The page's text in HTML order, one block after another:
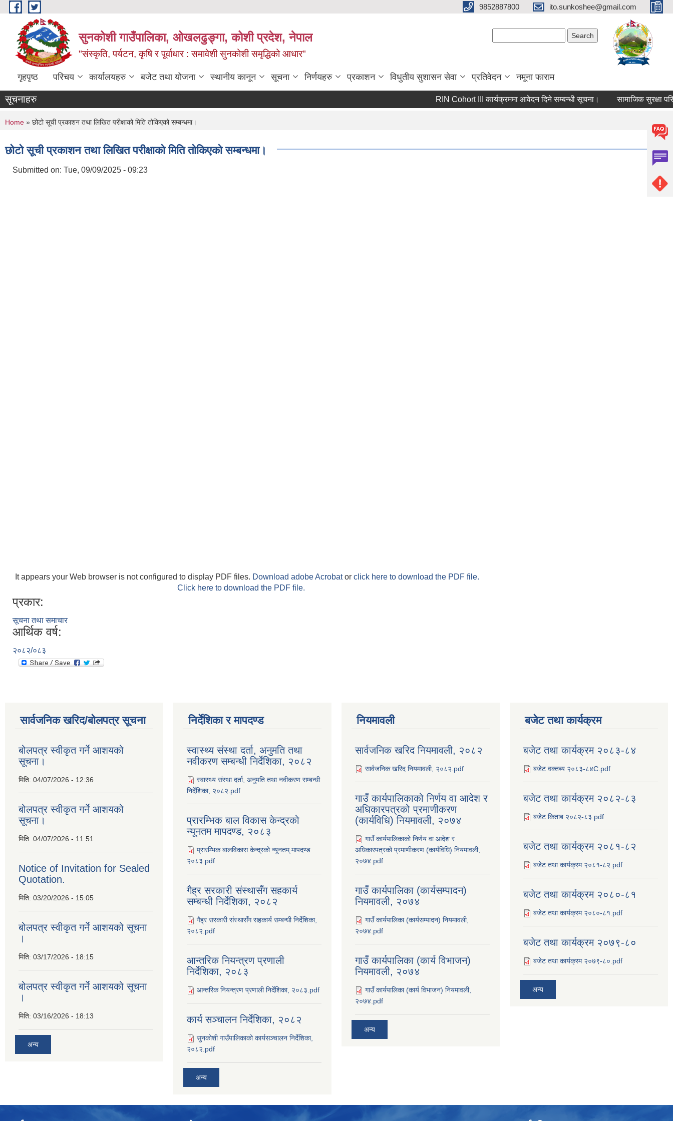
Skip to main content 9852887800 ito.sunkoshee@gmail.com
सुनकोशी गाउँपालिका, ओखलढुङ्गा, कोशी प्रदेश, नेपाल
"संस्कृति, पर्यटन, कृषि र पूर्वाधार : समावेशी सुनकोशी समृद्धिको आधार"
गृहपृष्ठ परिचय कार्यालयहरु बजेट तथा योजना स्थानीय कानून सूचना निर्णयहरु प्रकाशन विधुतीय सुशासन सेवा प्रतिवेदन नमूना फाराम
सूचनाहरु RIN Cohort III कार्यक्रममा आवेदन दिने सम्बन्धी सूचना। सामाजिक सुरक्षा
You are here
Home » छोटो सूची प्रकाशन तथा लिखित परीक्षाको मिति तोकिएको सम्बन्धमा।
छोटो सूची प्रकाशन तथा लिखित परीक्षाको मिति तोकिएको सम्बन्धमा।
Submitted on: Tue, 09/09/2025 - 09:23
It appears your Web browser is not configured to display PDF files. Download adobe Acrobator click here to download the PDF file.
Click here to download the PDF file.
प्रकार:
सूचना तथा समाचार
आर्थिक वर्ष:
२०८२/०८३
सार्वजनिक खरिद/बोलपत्र सूचना
बोलपत्र स्वीकृत गर्ने आशयको
सूचना।
मिति: 04/07/2026 - 12:36
बोलपत्र स्वीकृत गर्ने आशयको
सूचना।
मिति: 04/07/2026 - 11:51
Notice of Invitation for Sealed
Quotation.
मिति: 03/20/2026 - 15:05
बोलपत्र स्वीकृत गर्ने आशयको सूचना
।
मिति: 03/17/2026 - 18:15
बोलपत्र स्वीकृत गर्ने आशयको सूचना
।
मिति: 03/16/2026 - 18:13
अन्य
निर्देशिका र मापदण्ड
स्वास्थ्य संस्था दर्ता, अनुमति तथा
नवीकरण सम्बन्धी निर्देशिका, २०८२
स्वास्थ्य संस्था दर्ता, अनुमति तथा नवीकरण सम्बन्धी
निर्देशिका, २०८२.pdf
प्रारम्भिक बाल विकास केन्द्रको
न्यूनतम मापदण्ड, २०८३
प्रारम्भिक बालविकास केन्द्रको न्यूनतम् मापदण्ड
२०८३.pdf
गैह्र सरकारी संस्थासँग सहकार्य
सम्बन्धी निर्देशिका, २०८२
गैह्र सरकारी संस्थासँग सहकार्य सम्बन्धी निर्देशिका,
२०८२.pdf
आन्तरिक नियन्त्रण प्रणाली
निर्देशिका, २०८३
आन्तरिक नियन्त्रण प्रणाली निर्देशिका, २०८३.pdf
कार्य सञ्‍चालन निर्देशिका, २०८२
सुनकोशी गाउँपालिकाको कार्यसञ्‍चालन निर्देशिका,
२०८२.pdf
अन्य
नियमावली
सार्वजनिक खरिद नियमावली, २०८२
सार्वजनिक खरिद नियमावली, २०८२.pdf
गाउँ कार्यपालिकाको निर्णय वा आदेश र
अधिकारपत्रको प्रमाणीकरण
(कार्यविधि) नियमावली, २०७४
गाउँ कार्यपालिकाको निर्णय वा आदेश र
अधिकारपत्रको प्रमाणीकरण (कार्यविधि) नियमावली,
२०७४.pdf
गाउँ कार्यपालिका (कार्यसम्पादन)
नियमावली, २०७४
गाउँ कार्यपालिका (कार्यसम्पादन) नियमावली,
२०७४.pdf
गाउँ कार्यपालिका (कार्य विभाजन)
नियमावली, २०७४
गाउँ कार्यपालिका (कार्य विभाजन) नियमावली,
२०७४.pdf
अन्य
बजेट तथा कार्यक्रम
बजेट तथा कार्यक्रम २०८३-८४
बजेट वक्तब्य २०८३-८४C.pdf
बजेट तथा कार्यक्रम २०८२-८३
बजेट किताब २०८२-८३.pdf
बजेट तथा कार्यक्रम २०८१-८२
बजेट तथा कार्यक्रम २०८१-८२.pdf
बजेट तथा कार्यक्रम २०८०-८१
बजेट तथा कार्यक्रम २०८०-८१.pdf
बजेट तथा कार्यक्रम २०७९-८०
बजेट तथा कार्यक्रम २०७९-८०.pdf
अन्य